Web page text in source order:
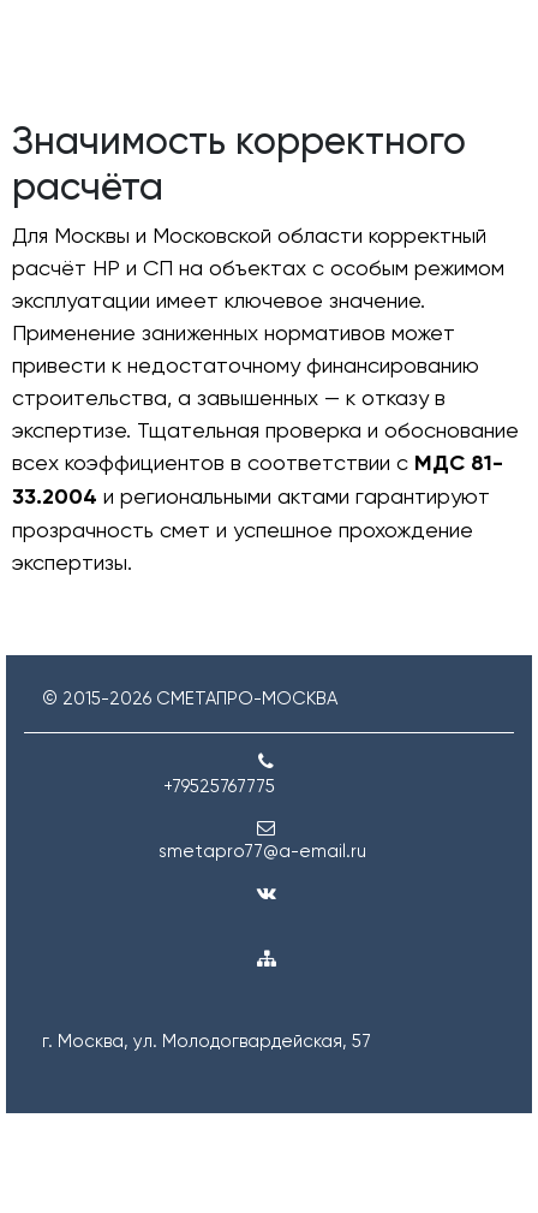
Значимость корректного
расчёта
Для Москвы и Московской области корректный
расчёт НР и СП на объектах с особым режимом
эксплуатации имеет ключевое значение.
Применение заниженных нормативов может
привести к недостаточному финансированию
строительства, а завышенных — к отказу в
экспертизе. Тщательная проверка и обоснование
всех коэффициентов в соответствии с МДС 81-
33.2004 и региональными актами гарантируют
прозрачность смет и успешное прохождение
экспертизы.
© 2015-2026 СМЕТАПРО-МОСКВА
+79525767775
smetapro77@a-email.ru
г. Москва, ул. Молодогвардейская, 57